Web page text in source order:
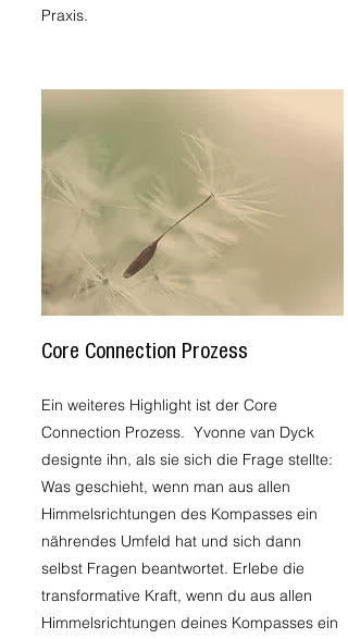
Praxis.
Core Connection Prozess
Ein weiteres Highlight ist der Core
Connection Prozess. Yvonne van Dyck
designte ihn, als sie sich die Frage stellte:
Was geschieht, wenn man aus allen
Himmelsrichtungen des Kompasses ein
nährendes Umfeld hat und sich dann
selbst Fragen beantwortet. Erlebe die
transformative Kraft, wenn du aus allen
Himmelsrichtungen deines Kompasses ein